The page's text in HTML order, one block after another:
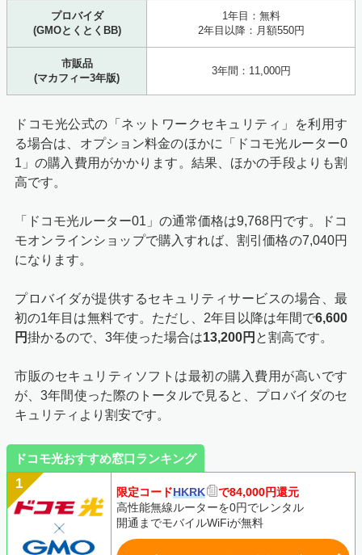
プロバイダ
(GMOとくとくBB)
1年目：無料
2年目以降：月額550円
市販品
(マカフィー3年版)
3年間：11,000円
ドコモ光公式の「ネットワークセキュリティ」を利用す
る場合は、オプション料金のほかに「ドコモ光ルーター0
1」の購入費用がかかります。結果、ほかの手段よりも割
高です。
「ドコモ光ルーター01」の通常価格は9,768円です。ドコ
モオンラインショップで購入すれば、割引価格の7,040円
になります。
プロバイダが提供するセキュリティサービスの場合、最
初の1年目は無料です。ただし、2年目以降は年間で6,600
円掛かるので、3年使った場合は13,200円 と割高です。
市販のセキュリティソフトは最初の購入費用が高いです
が、3年間使った際のトータルで見ると、プロバイダのセ
キュリティより割安です。
ドコモ光おすすめ窓口ランキング
限定コードHKRK
で84,000円還元
高性能無線ルーターを0円でレンタル
開通までモバイルWiFiが無料